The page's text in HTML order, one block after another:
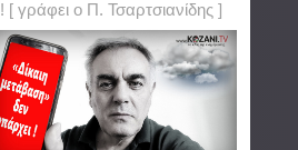
! [ γράφει ο Π. Τσαρτσιανίδης ]